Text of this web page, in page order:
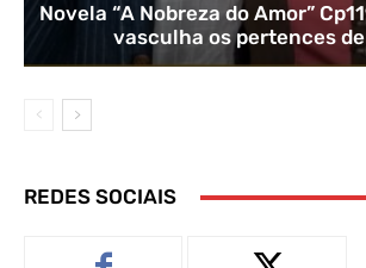
Novela “A Nobreza do Amor”
vasculha os pertences de
REDES SOCIAIS